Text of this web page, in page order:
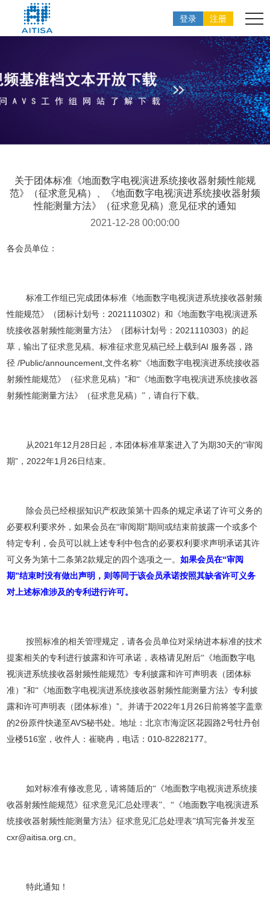
登录 注册
关于团体标准《地面数字电视演进系统接收器射频性能规
范》（征求意见稿）、《地面数字电视演进系统接收器射频
性能测量方法》（征求意见稿）意见征求的通知
2021-12-28 00:00:00
各会员单位：
标准工作组已完成团体标准《地面数字电视演进系统接收器射频
性能规范》 （ 团标计划号： 2021110302 ）和《地面数字电视演进系
统接收器射频性能测量方法》（团标计划号： 2021110303 ） 的起
草，输出了征求意见稿。标准征求意见稿已经上载到AI 服务器，路
径 /Public/announcement,文件名称“ 《地面数字电视演进系统接收器
射频性能规范》 （征求意见稿）”和“《地面数字电视演进系统接收器
射频性能测量方法》（征求意见稿）” ，请自行下载。
从 2021年12 月 28 日起，本团体标准草案进入了为期30天的“审阅
期” ， 2022年1 月 26 日结束。
除会员已经根据知识产权政策第十四条的规定承诺了许可义务的
必要权利要求外，如果会员在“审阅期”期间或结束前披露一个或多个
特定专利，会员可以就上述专利中包含的必要权利要求声明承诺其许
可义务为第十二条第2款规定的四个选项之一。如果会员在“审阅
期 ”结束时没有做出声明，则等同于该会员承诺按照其缺省许可义务
对上述标准涉及的专利进行许可。
按照标准的相关管理规定，请各会员单位对采纳进本标准的技术
提案相关的专利进行披露和许可承诺，表格请见附后“《地面数字电
视演进系统接收器射频性能规范》专利披露和许可声明表（团体标
准）”和“《地面数字电视演进系统接收器射频性能测量方法》专利披
露和许可声明表（团体标准）”。并请于2022年1 月 26 日前将签字盖章
的2份原件快递至AVS秘书处。地址：北京市海淀区花园路2号牡丹创
业楼516室，收件人：崔晓冉，电话：010-82282177 。
如对标准有修改意见，请将随后的“ 《地面数字电视演进系统接
收器射频性能规范》征求意见汇总处理表”、“ 《地面数字电视演进系
统接收器射频性能测量方法》征求意见汇总处理表”填写完备并发至
cxr@aitisa.org.cn 。
特此通知！